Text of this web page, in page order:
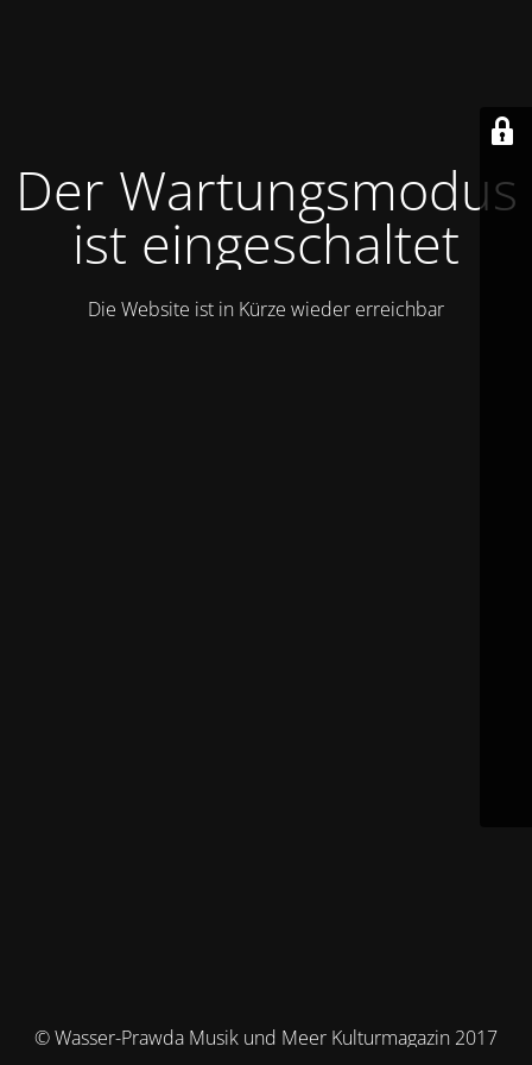
Der Wartungsmodus
ist eingeschaltet
Die Website ist in Kürze wieder erreichbar
© Wasser-Prawda Musik und Meer Kulturmagazin 2017